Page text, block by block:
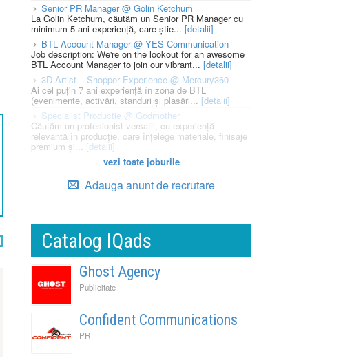
Senior PR Manager @ Golin Ketchum
La Golin Ketchum, căutăm un Senior PR Manager cu
minimum 5 ani experiență, care știe... [detalii]
BTL Account Manager @ YES Communication
Job description: We're on the lookout for an awesome
BTL Account Manager to join our vibrant... [detalii]
3D Artist – Shopper Experience @ Mercury360
Ai cel puțin 7 ani experiență în zona de BTL
(evenimente, activări, standuri și plasări... [detalii]
Specialist Productie @ Godmother
Căutăm un profesionist versatil, cu experiență
relevantă în producție, care înțelege materiale, finisaje
premium și... [detalii]
vezi toate joburile
Adauga anunt de recrutare
Catalog IQads
Ghost Agency
Publicitate
Confident Communications
PR